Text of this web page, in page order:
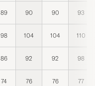
89 90 90 93
98 104 104 110
86 92 92 98
74 76 76 77